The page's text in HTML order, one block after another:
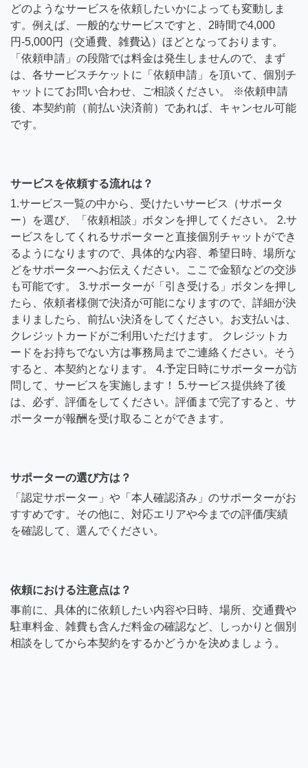
どのようなサービスを依頼したいかによっても変動しま
す。例えば、一般的なサービスですと、2時間で4,000
円-5,000円（交通費、雑費込）ほどとなっております。
「依頼申請」の段階では料金は発生しませんので、まず
は、各サービスチケットに「依頼申請」を頂いて、個別チ
ャットにてお問い合わせ、ご相談ください。 ※依頼申請
後、本契約前（前払い決済前）であれば、キャンセル可能
です。
サービスを依頼する流れは？
1.サービス一覧の中から、受けたいサービス（サポータ
ー）を選び、「依頼相談」ボタンを押してください。 2.サ
ービスをしてくれるサポーターと直接個別チャットができ
るようになりますので、具体的な内容、希望日時、場所な
どをサポーターへお伝えください。ここで金額などの交渉
も可能です。 3.サポーターが「引き受ける」ボタンを押し
たら、依頼者様側で決済が可能になりますので、詳細が決
まりましたら、前払い決済をしてください。お支払いは、
クレジットカードがご利用いただけます。 クレジットカ
ードをお持ちでない方は事務局までご連絡ください。そう
すると、本契約となります。 4.予定日時にサポーターが訪
問して、サービスを実施します！ 5.サービス提供終了後
は、必ず、評価をしてください。評価まで完了すると、サ
ポーターが報酬を受け取ることができます。
サポーターの選び方は？
「認定サポーター」や「本人確認済み」のサポーターがお
すすめです。その他に、対応エリアや今までの評価/実績
を確認して、選んでください。
依頼における注意点は？
事前に、具体的に依頼したい内容や日時、場所、交通費や
駐車料金、雑費も含んだ料金の確認など、しっかりと個別
相談をしてから本契約をするかどうかを決めましょう。